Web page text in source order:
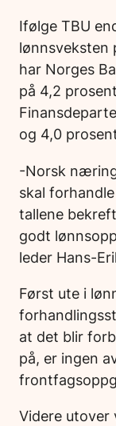
Ifølge TBU
lønnsveksten
har Norges
på 4,2
og 4,0
-Norsk
skal
tallene
godt
leder Hans-
Først ute i
at det blir
på, er ingen
Videre